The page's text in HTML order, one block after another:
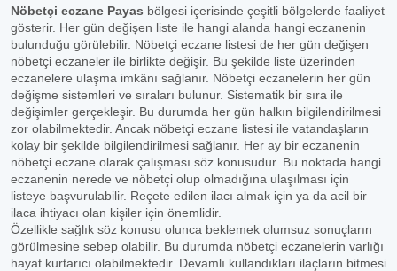
Nöbetçi eczane Payas bölgesi içerisinde çeşitli bölgelerde faaliyet
gösterir. Her gün değişen liste ile hangi alanda hangi eczanenin
bulunduğu görülebilir. Nöbetçi eczane listesi de her gün değişen
nöbetçi eczaneler ile birlikte değişir. Bu şekilde liste üzerinden
eczanelere ulaşma imkânı sağlanır. Nöbetçi eczanelerin her gün
değişme sistemleri ve sıraları bulunur. Sistematik bir sıra ile
değişimler gerçekleşir. Bu durumda her gün halkın bilgilendirilmesi
zor olabilmektedir. Ancak nöbetçi eczane listesi ile vatandaşların
kolay bir şekilde bilgilendirilmesi sağlanır. Her ay bir eczanenin
nöbetçi eczane olarak çalışması söz konusudur. Bu noktada hangi
eczanenin nerede ve nöbetçi olup olmadığına ulaşılması için
listeye başvurulabilir. Reçete edilen ilacı almak için ya da acil bir
ilaca ihtiyacı olan kişiler için önemlidir.
Özellikle sağlık söz konusu olunca beklemek olumsuz sonuçların
görülmesine sebep olabilir. Bu durumda nöbetçi eczanelerin varlığı
hayat kurtarıcı olabilmektedir. Devamlı kullandıkları ilaçların bitmesi